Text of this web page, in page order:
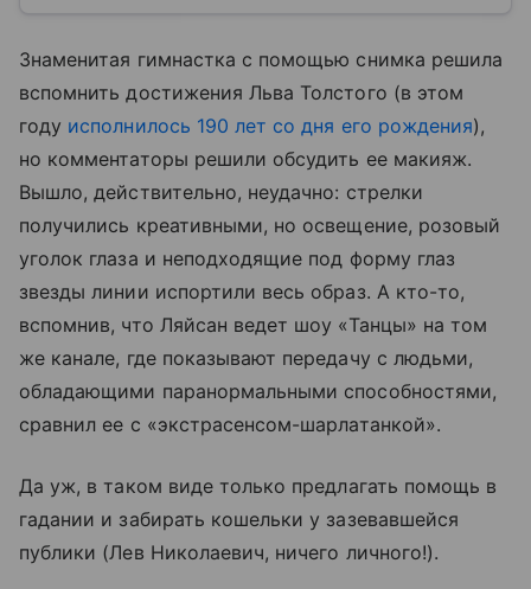
Знаменитая гимнастка с помощью снимка решила
вспомнить достижения Льва Толстого (в этом
году исполнилось 190 лет со дня его рождения),
но комментаторы решили обсудить ее макияж.
Вышло, действительно, неудачно: стрелки
получились креативными, но освещение, розовый
уголок глаза и неподходящие под форму глаз
звезды линии испортили весь образ. А кто-то,
вспомнив, что Ляйсан ведет шоу «Танцы» на том
же канале, где показывают передачу с людьми,
обладающими паранормальными способностями,
сравнил ее с «экстрасенсом-шарлатанкой».
Да уж, в таком виде только предлагать помощь в
гадании и забирать кошельки у зазевавшейся
публики (Лев Николаевич, ничего личного!).